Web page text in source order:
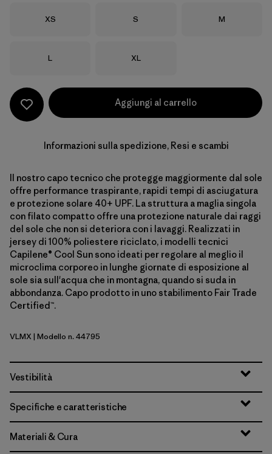
Taglia
XS Taglia
S Taglia
M
Taglia
L Taglia
XL
Aggiungi al carrello
Informazioni sulla spedizione, Resi e scambi
Il nostro capo tecnico che protegge maggiormente dal sole
offre performance traspirante, rapidi tempi di asciugatura
e protezione solare 40+ UPF. La struttura a maglia singola
con filato compatto offre una protezione naturale dai raggi
del sole che non si deteriora con i lavaggi. Realizzati in
jersey di 100% poliestere riciclato, i modelli tecnici
Capilene® Cool Sun sono ideati per regolare al meglio il
microclima corporeo in lunghe giornate di esposizione al
sole sia sull'acqua che in montagna, quando si suda in
abbondanza. Capo prodotto in uno stabilimento Fair Trade
Certified™.
Vellum Green - Light Vellum Green X-Dye
VLMX | Modello n. 44795
Vestibilità
Specifiche e caratteristiche
Materiali & Cura